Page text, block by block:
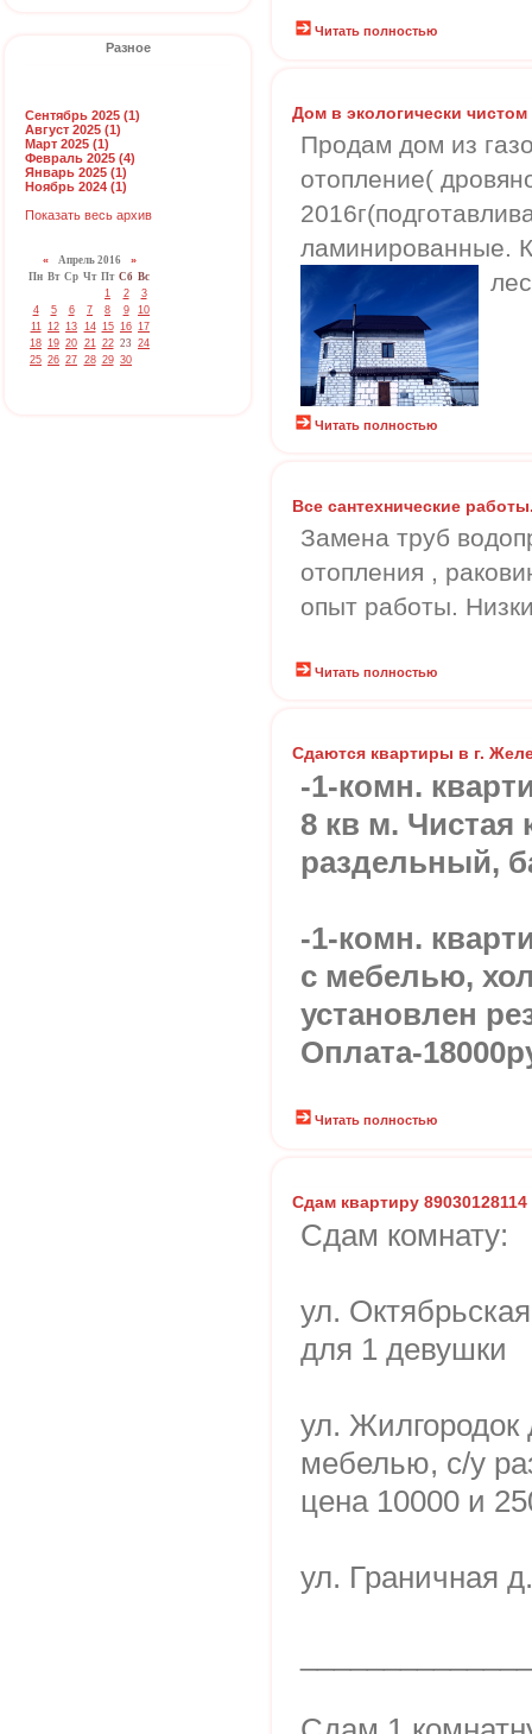
Разное
Сентябрь 2025 (1)
Август 2025 (1)
Март 2025 (1)
Февраль 2025 (4)
Январь 2025 (1)
Ноябрь 2024 (1)
Показать весь архив
«Апрель 2016 »
Пн Вт Ср Чт Пт Сб Вс
1
2
3
4
5 6 7 8 9
10
11 12 13 14 15 16 17
18 19 20 21 22 23 24
25 26 27 28 29 30
Читать полностью
Дом в экологически чистом
Продам дом из
отопление(
ламинированные.
Читать полностью
Все сантехнические
Замена труб
отопления ,
опыт работы.
Читать полностью
Сдаются квартиры в г.
-1-комн.
8 кв м. Чистая
раздельный,
-1-комн.
с мебелью,
установлен
Оплата-
Читать полностью
Сдам квартиру 89030128114
Сдам комнату:
ул.
для 1 девушки
ул. Жилгородок
мебелью, с/у
цена 10000 и
ул. Граничная